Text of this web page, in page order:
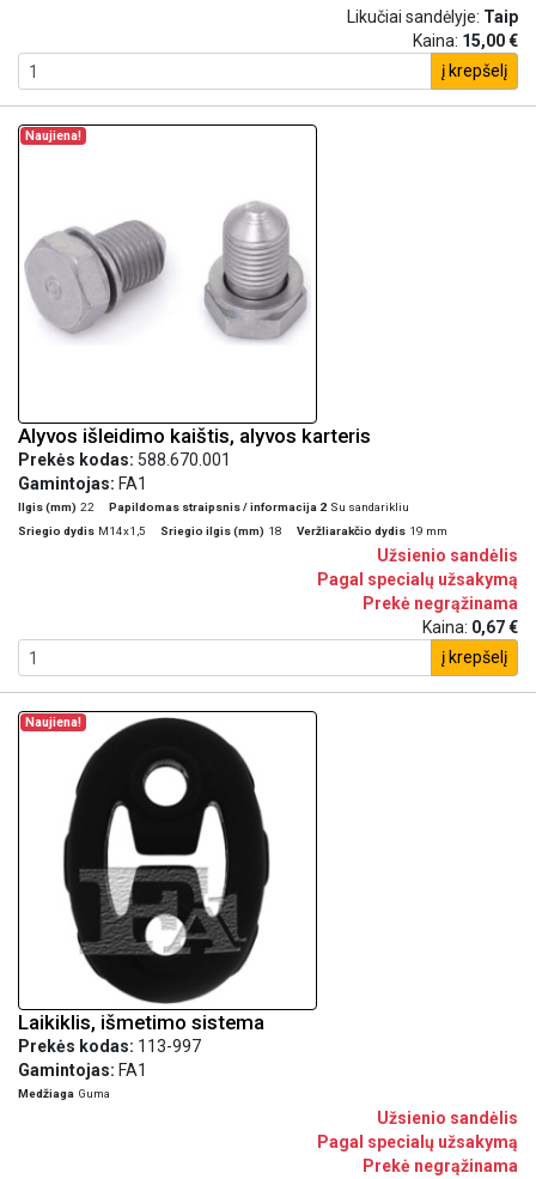
Likučiai sandėlyje: Taip
Kaina: 15,00 €
į krepšelį
Naujiena!
Alyvos išleidimo kaištis, alyvos karteris
Prekės kodas: 588.670.001
Gamintojas: FA1
Ilgis (mm) 22 Papildomas straipsnis / informacija 2 Su sandarikliu
Sriegio dydis M14x1,5 Sriegio ilgis (mm) 18 Veržliarakčio dydis 19 mm
Užsienio sandėlis
Pagal specialų užsakymą
Prekė negrąžinama
Kaina: 0,67 €
į krepšelį
Naujiena!
Laikiklis, išmetimo sistema
Prekės kodas: 113-997
Gamintojas: FA1
Medžiaga Guma
Užsienio sandėlis
Pagal specialų užsakymą
Prekė negrąžinama